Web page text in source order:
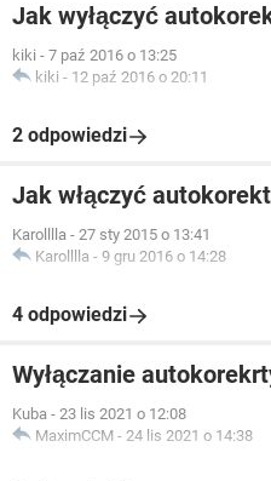
Jak wyłączyć
kiki - 7 paź 2016 o 13:25
kiki - 12 paź 2016 o 20:11
2 odpowiedzi
Jak włączyć
Karolllla - 27 sty 2015 o 13:41
Karolllla - 9 gru 2016 o 14:28
4 odpowiedzi
Wyłączanie
Kuba - 23 lis 2021 o 12:08
MaximCCM - 24 lis 2021 o 14:38